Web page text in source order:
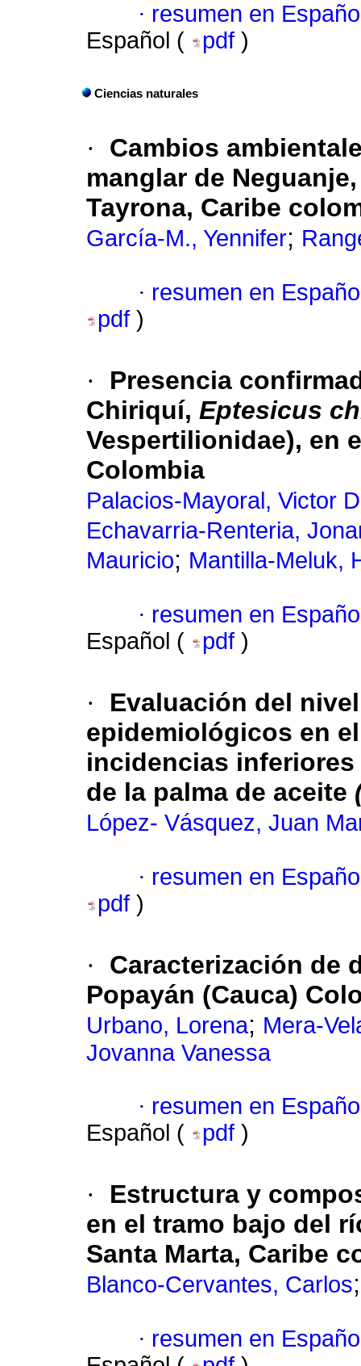
· resumen en
Español (
pdf )
Ciencias naturales
·
Cambios
manglar de
Tayrona, Caribe
García-M., Yennifer;
· resumen en
pdf )
·
Presencia
Chiriquí, Eptesicus
Vespertilionidae), en
Colombia
Palacios-Mayoral, Victor
Echavarria-Renteria,
Mauricio; Mantilla-Meluk,
· resumen en
Español (
pdf )
·
Evaluación del
epidemiológicos en
incidencias inferiores
de la palma de aceite
López- Vásquez, Juan
· resumen en
pdf )
·
Caracterización de
Popayán (Cauca)
Urbano, Lorena; Mera-
Jovanna Vanessa
· resumen en
Español (
pdf )
·
Estructura y
en el tramo bajo del
Santa Marta, Caribe
Blanco-Cervantes, Carlos
· resumen en